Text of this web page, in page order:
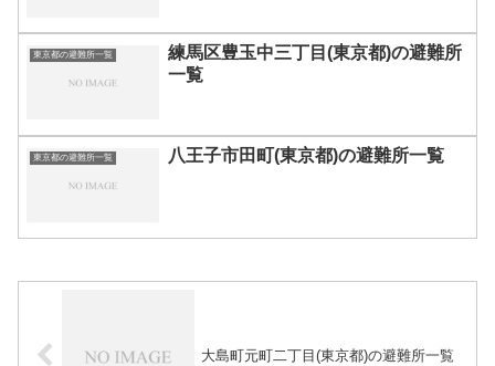
東京都の避難所一覧
練馬区豊玉中三丁目(東京都)の避難所
一覧
東京都の避難所一覧 八王子市田町(東京都)の避難所一覧
大島町元町二丁目(東京都)の避難所一覧